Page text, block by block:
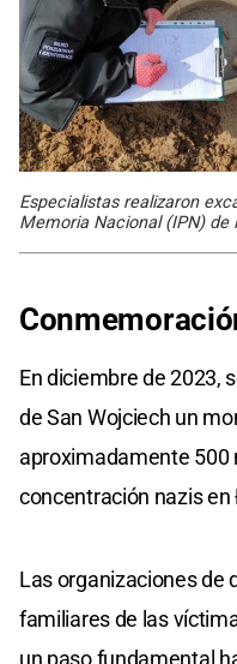
Especialistas realizaron
Memoria Nacional (IPN) de
En diciembre de 2023,
de San Wojciech un
aproximadamente 500
concentración nazis en
Las organizaciones de
familiares de las
un paso fundamental